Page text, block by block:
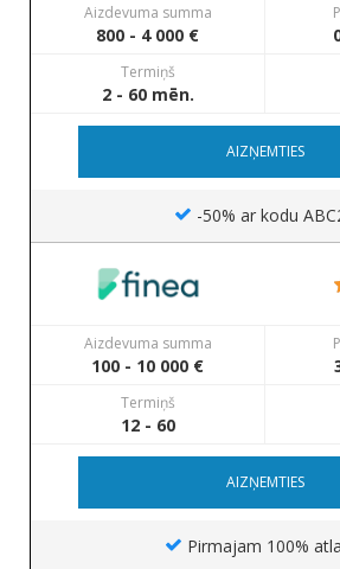
Aizdevuma summa
800 - 4 000 €
Termiņš
2 - 60 mēn.
AIZŅEMTIES
-50% ar kodu
Aizdevuma summa
100 - 10 000 €
Termiņš
12 - 60
AIZŅEMTIES
Pirmajam 100%